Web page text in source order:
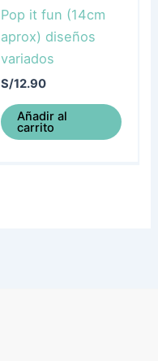
Pop it fun (14cm
aprox) diseños
variados
S/12.90
Añadir al
carrito